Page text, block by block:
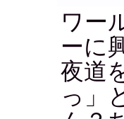
ワー
ーに
夜道
っ」